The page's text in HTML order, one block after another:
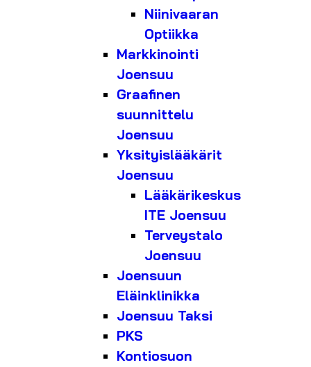
Niinivaaran
Optiikka
Markkinointi
Joensuu
Graafinen
suunnittelu
Joensuu
Yksityislääkärit
Joensuu
Lääkärikeskus
ITE Joensuu
Terveystalo
Joensuu
Joensuun
Eläinklinikka
Joensuu Taksi
PKS
Kontiosuon